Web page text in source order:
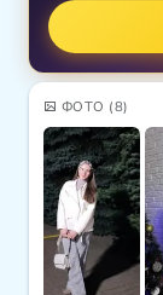
ФОТО (8)